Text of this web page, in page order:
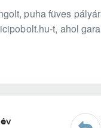
puha füves
t, ahol